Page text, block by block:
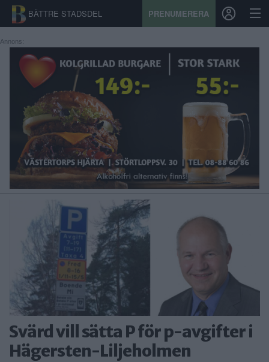
BÄTTRE STADSDEL PRENUMERERA
START
STADSDEL
PRENUMERATION
SPORT
ÅSIKTER
KALENDER
SAMARBETEN
ANNONSERA
NÄRINGSLIV
MER
Annons:
Svärd vill sätta P för p-avgifter i
Hägersten-Liljeholmen